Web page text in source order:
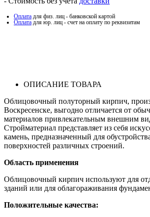
Оплата для физ. лиц - банковской картой
Оплата для юр. лиц - счет на оплату по реквизитам
ОПИСАНИЕ ТОВАРА
Облицовочный полуторный кирпич,
Воскресенске, выгодно отличается от
материалов привлекательным внешним
Стройматериал представляет из себя
камень, предназначенный для
поверхностей различных строений.
Область применения
Облицовочный кирпич используют для
зданий или для облагораживания
Положительные качества: